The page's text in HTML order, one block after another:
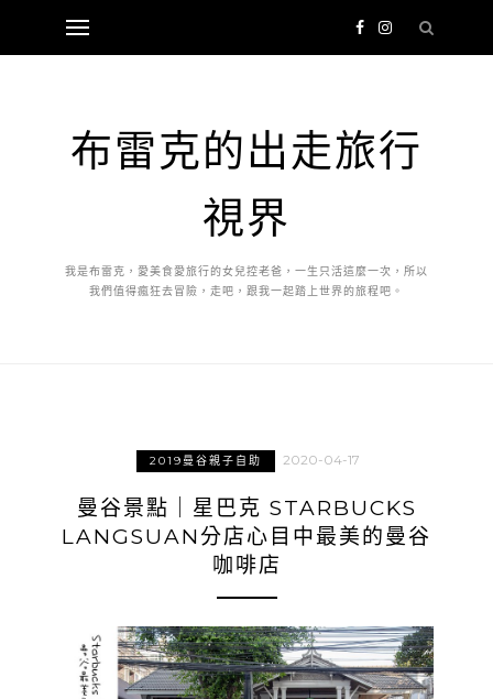
布雷克的出走旅行
視界
我是布雷克，愛美食愛旅行的女兒控老爸，一生只活這麼一次，所以
我們值得瘋狂去冒險，走吧，跟我一起踏上世界的旅程吧。
2019曼谷親子自助 2020-04-17
曼谷景點｜星巴克 STARBUCKS
LANGSUAN分店心目中最美的曼谷
咖啡店